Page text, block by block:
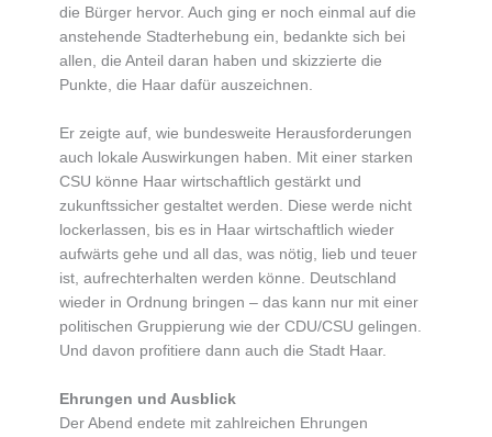
die Bürger hervor. Auch ging er noch einmal auf die
anstehende Stadterhebung ein, bedankte sich bei
allen, die Anteil daran haben und skizzierte die
Punkte, die Haar dafür auszeichnen.
Er zeigte auf, wie bundesweite Herausforderungen
auch lokale Auswirkungen haben. Mit einer starken
CSU könne Haar wirtschaftlich gestärkt und
zukunftssicher gestaltet werden. Diese werde nicht
lockerlassen, bis es in Haar wirtschaftlich wieder
aufwärts gehe und all das, was nötig, lieb und teuer
ist, aufrechterhalten werden könne. Deutschland
wieder in Ordnung bringen – das kann nur mit einer
politischen Gruppierung wie der CDU/CSU gelingen.
Und davon profitiere dann auch die Stadt Haar.
Ehrungen und Ausblick
Der Abend endete mit zahlreichen Ehrungen